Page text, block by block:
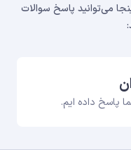
می‌توانید پاسخ سوالات
پاسخ داده ایم.